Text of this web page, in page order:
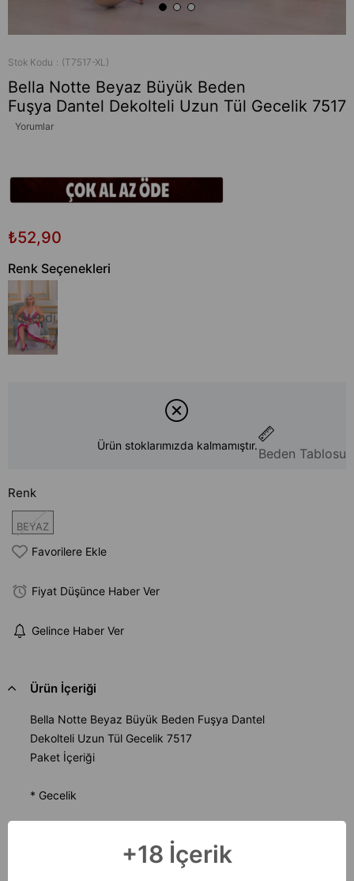
Stok Kodu (T7517-XL)
Bella Notte Beyaz Büyük Beden
Fuşya Dantel Dekolteli Uzun Tül Gecelik 7517
Yorumlar
₺52,90
Renk Seçenekleri
Tükendi
Beden Tablosu
Ürün stoklarımızda kalmamıştır.
Renk
BEYAZ
Favorilere Ekle
Fiyat Düşünce Haber Ver
Gelince Haber Ver
Ürün İçeriği
Bella Notte Beyaz Büyük Beden Fuşya Dantel
Dekolteli Uzun Tül Gecelik 7517
Paket İçeriği
* Gecelik
+18 İçerik